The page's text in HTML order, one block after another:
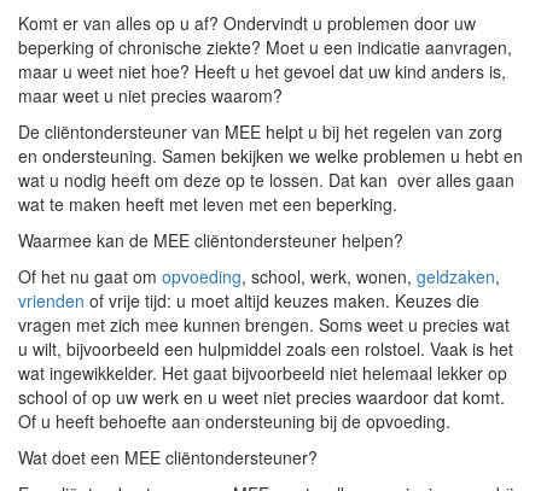
Komt er van alles op u af? Ondervindt u problemen door uw
beperking of chronische ziekte? Moet u een indicatie aanvragen,
maar u weet niet hoe? Heeft u het gevoel dat uw kind anders is,
maar weet u niet precies waarom?
De cliëntondersteuner van MEE helpt u bij het regelen van zorg
en ondersteuning. Samen bekijken we welke problemen u hebt en
wat u nodig heeft om deze op te lossen. Dat kan over alles gaan
wat te maken heeft met leven met een beperking.
Waarmee kan de MEE cliëntondersteuner helpen?
Of het nu gaat om opvoeding, school, werk, wonen, geldzaken,
vrienden of vrije tijd: u moet altijd keuzes maken. Keuzes die
vragen met zich mee kunnen brengen. Soms weet u precies wat
u wilt, bijvoorbeeld een hulpmiddel zoals een rolstoel. Vaak is het
wat ingewikkelder. Het gaat bijvoorbeeld niet helemaal lekker op
school of op uw werk en u weet niet precies waardoor dat komt.
Of u heeft behoefte aan ondersteuning bij de opvoeding.
Wat doet een MEE cliëntondersteuner?